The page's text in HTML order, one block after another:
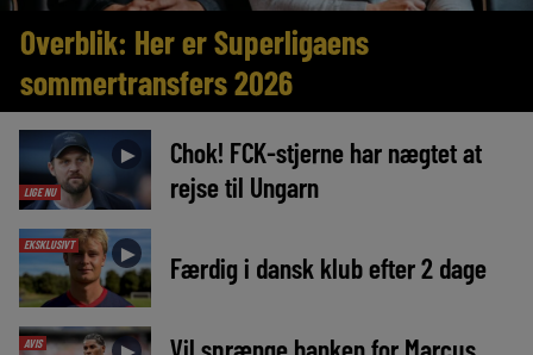
Overblik: Her er Superligaens
sommertransfers 2026
LIGE NU
►
Chok! FCK-stjerne har nægtet at
rejse til Ungarn
EKSKLUSIVT ► Færdig i dansk klub efter 2 dage
AVIS
Vil sprænge banken for Marcus